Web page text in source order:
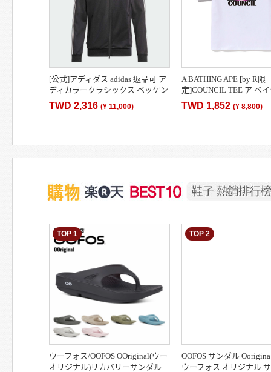
[公式]アディダス adidas 返品可 ア
ディカラークラシックス ベッケン
バウアー トラックジャケット オリ
ジナルス メ…
TWD 2,316 (¥ 11,000)
A BATHING APE [by R限
定]COUNCIL TEE ア ベ
エイプ トップス カット
ャツ[送料無料]
TWD 1,852(¥ 8,800)
TOP 1
ウーフォス/OOFOS OOriginal(ウー
オリジナル)リカバリーサンダル
TOP 2
OOFOS サンダル
ウーフォス オリジナル